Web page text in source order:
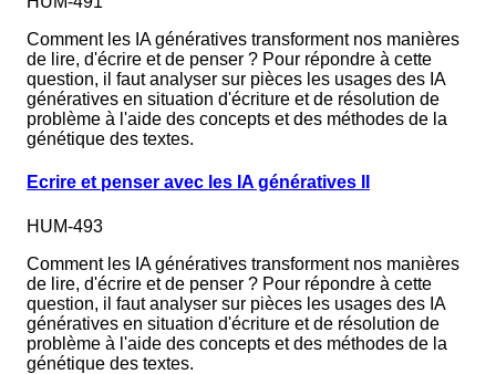
Comment les IA génératives transforment nos manières
de lire, d'écrire et de penser ? Pour répondre à cette
question, il faut analyser sur pièces les usages des IA
génératives en situation d'écriture et de résolution de
problème à l'aide des concepts et des méthodes de la
génétique des textes.
Ecrire et penser avec les IA génératives II
HUM-493
Comment les IA génératives transforment nos manières
de lire, d'écrire et de penser ? Pour répondre à cette
question, il faut analyser sur pièces les usages des IA
génératives en situation d'écriture et de résolution de
problème à l'aide des concepts et des méthodes de la
génétique des textes.